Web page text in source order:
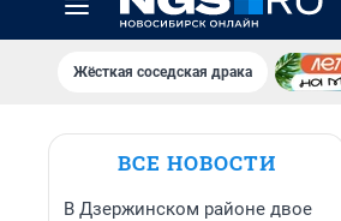
Жёсткая соседская драка
ВСЕ НОВОСТИ
В Дзержинском районе двое